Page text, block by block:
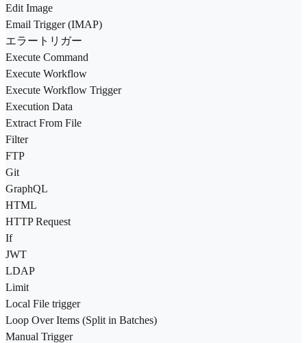
Edit Image
Email Trigger (IMAP)
エラートリガー
Execute Command
Execute Workflow
Execute Workflow Trigger
Execution Data
Extract From File
Filter
FTP
Git
GraphQL
HTML
HTTP Request
If
JWT
LDAP
Limit
Local File trigger
Loop Over Items (Split in Batches)
Manual Trigger